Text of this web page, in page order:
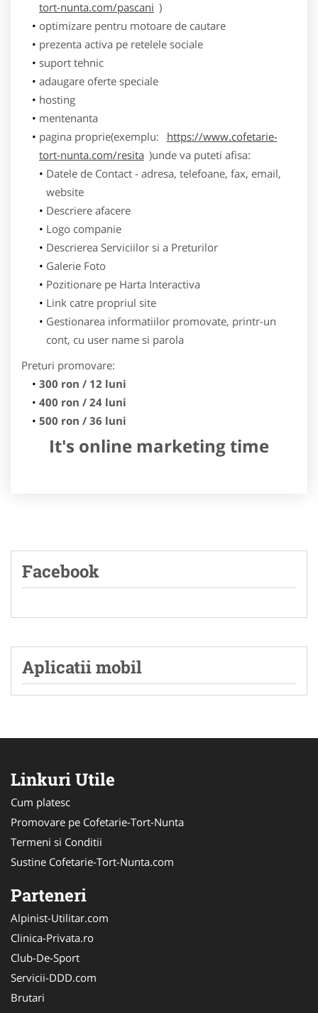
tort-nunta.com/pascani )
optimizare pentru motoare de cautare
prezenta activa pe retelele sociale
suport tehnic
adaugare oferte speciale
hosting
mentenanta
pagina proprie(exemplu:
https://www.cofetarie-
tort-nunta.com/resita )unde va puteti afisa:
Datele de Contact - adresa, telefoane, fax, email,
website
Descriere afacere
Logo companie
Descrierea Serviciilor si a Preturilor
Galerie Foto
Pozitionare pe Harta Interactiva
Link catre propriul site
Gestionarea informatiilor promovate, printr-un
cont, cu user name si parola
Preturi promovare:
300 ron / 12 luni
400 ron / 24 luni
500 ron / 36 luni
It's online marketing time
Facebook
Aplicatii mobil
Linkuri Utile
Cum platesc
Promovare pe Cofetarie-Tort-Nunta
Termeni si Conditii
Sustine Cofetarie-Tort-Nunta.com
Parteneri
Alpinist-Utilitar.com
Clinica-Privata.ro
Club-De-Sport
Servicii-DDD.com
Brutari